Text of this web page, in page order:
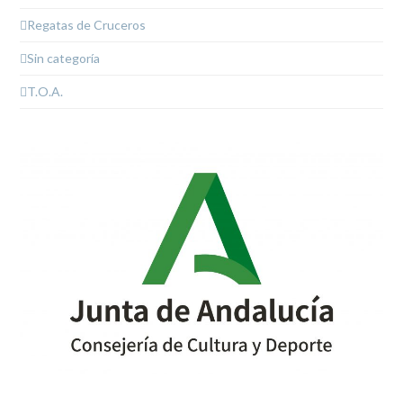
Regatas de Cruceros
Sin categoría
T.O.A.